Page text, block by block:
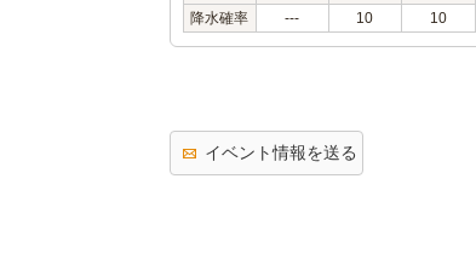
降水確率
--- 10 10
イベント情報を送る